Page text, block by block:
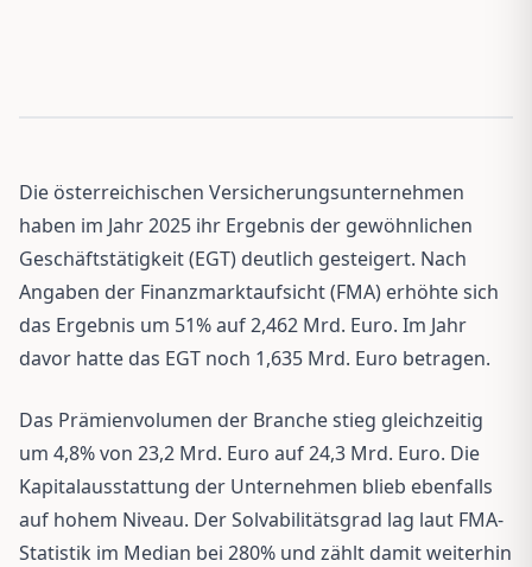
Die österreichischen Versicherungsunternehmen
haben im Jahr 2025 ihr Ergebnis der gewöhnlichen
Geschäftstätigkeit (EGT) deutlich gesteigert. Nach
Angaben der Finanzmarktaufsicht (FMA) erhöhte sich
das Ergebnis um 51% auf 2,462 Mrd. Euro. Im Jahr
davor hatte das EGT noch 1,635 Mrd. Euro betragen.
Das Prämienvolumen der Branche stieg gleichzeitig
um 4,8% von 23,2 Mrd. Euro auf 24,3 Mrd. Euro. Die
Kapitalausstattung der Unternehmen blieb ebenfalls
auf hohem Niveau. Der Solvabilitätsgrad lag laut FMA-
Statistik im Median bei 280% und zählt damit weiterhin